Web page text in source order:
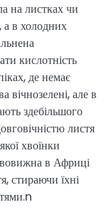
на листках чи
а в холодних
кислотність
де немає
вічнозелені, але в
здебільшого
листя
хвоїнки
в Африці
стираючи їхні